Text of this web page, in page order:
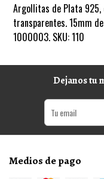
Argollitas de Plata 925,
transparentes. 15mm
1000003. SKU: 110
Dejanos tu
Medios de pago